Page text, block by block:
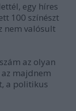
egy híres
100 színészt
nem valósult
az olyan
majdnem
a politikus